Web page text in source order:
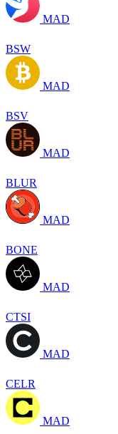
MAD
BSW
MAD
BSV
MAD
BLUR
MAD
BONE
MAD
CTSI
MAD
CELR
MAD